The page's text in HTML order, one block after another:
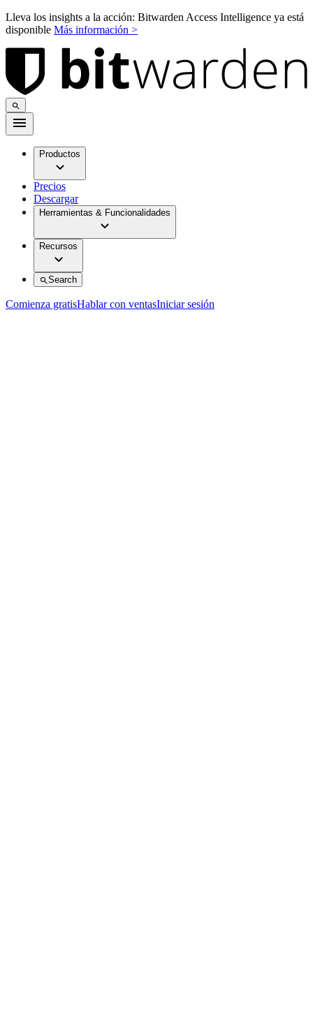
Lleva los insights a la acción: Bitwarden Access Intelligence ya está
disponible Más información >
Productos
Precios
Descargar
Herramientas & Funcionalidades
Recursos
Search
Comienza gratisHablar con ventasIniciar sesión